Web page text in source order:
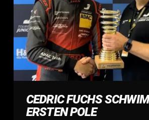
CEDRIC FUCHS
ERSTEN POLE